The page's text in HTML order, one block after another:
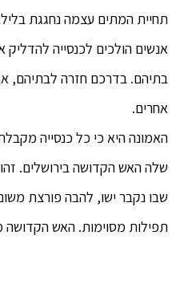
תחיית המתים עצמה נחגגת
אנשים הולכים לכנסייה
בתיהם. בדרכם חזרה לבתיהם,
אחרים.
האמונה היא כי כל כנסייה
שלה האש הקדושה בירושלים.
שבו נקבר ישו, להבה פורצת
תפילות מסוימות. האש